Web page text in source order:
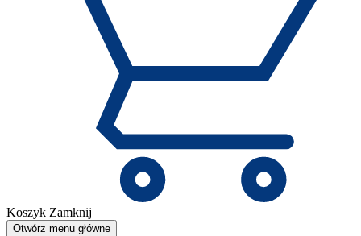
Koszyk Zamknij
Otwórz menu główne